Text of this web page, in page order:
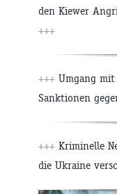
den Kiewer
+++
+++ Umgang
Sanktionen
+++ Kriminelle
die Ukraine